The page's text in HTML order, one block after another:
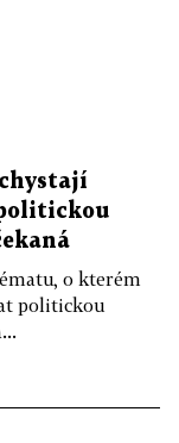
o kterém
politickou